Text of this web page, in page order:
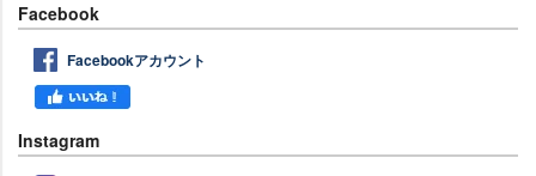
Facebook
Facebookアカウント
Instagram